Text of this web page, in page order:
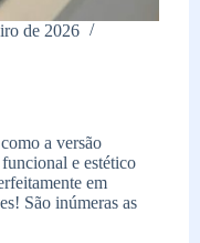
de 2026
a versão
e estético
em
São inúmeras as